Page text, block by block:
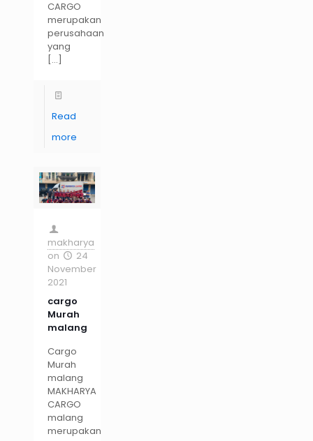
CARGO
merupakan
perusahaan
yang
[…]
Read
more
makharya
on
24
November
2021
cargo
Murah
malang
Cargo
Murah
malang
MAKHARYA
CARGO
malang
merupakan